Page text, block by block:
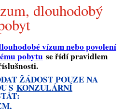
vízum nebo povolení
pobytuse řídí pravidlem
ŽÁDOST POUZE NA
S KONZULÁRNÍ